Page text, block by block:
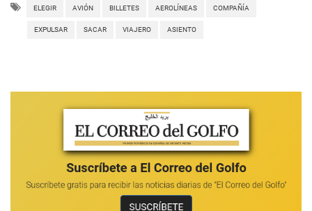
ELEGIR AVIÓN BILLETES AEROLÍNEAS COMPAÑÍA
EXPULSAR SACAR VIAJERO ASIENTO